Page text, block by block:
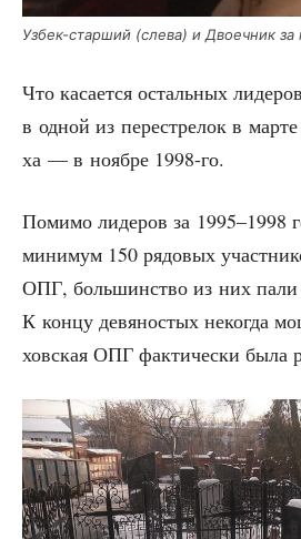
Узбек-стар­ший (сле­ва) и Дво­еч­ник за
Что каса­ет­ся осталь­ных
в одной из пере­стре­лок в
ха — в нояб­ре 1998-го.
Поми­мо лиде­ров за 1995–1998
мини­мум 150 рядо­вых
ОПГ, боль­шин­ство из них пали
К кон­цу девя­но­стых неко­гда
хов­ская ОПГ фак­ти­че­ски была